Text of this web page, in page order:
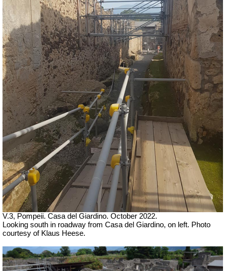
V.3, Pompeii. Casa del Giardino. October 2022.
Looking south in roadway from Casa del Giardino, on left. Photo
courtesy of Klaus Heese.